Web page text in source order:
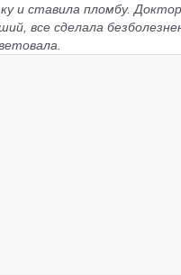
и ставила пломбу. Доктор
все сделала